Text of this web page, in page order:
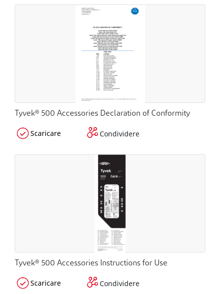
Tyvek® 500 Accessories Declaration of Conformity
Scaricare Condividere
Tyvek® 500 Accessories Instructions for Use
Scaricare Condividere